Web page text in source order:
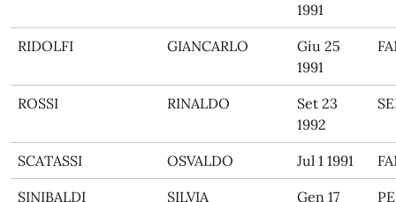
1991
RIDOLFI GIANCARLO
Giu 25
1991
ROSSI RINALDO
Set 23
1992
SCATASSI OSVALDO Jul 1 1991
SINIBALDI SILVIA
Gen 17